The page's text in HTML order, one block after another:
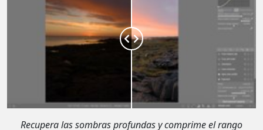
Recupera las sombras profundas y comprime el rango